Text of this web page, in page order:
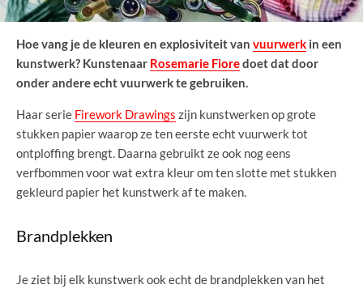
Hoe vang je de kleuren en explosiviteit van vuurwerk in een
kunstwerk? Kunstenaar Rosemarie Fioredoet dat door
onder andere echt vuurwerk te gebruiken.
Haar serie Firework Drawings zijn kunstwerken op grote
stukken papier waarop ze ten eerste echt vuurwerk tot
ontploffing brengt. Daarna gebruikt ze ook nog eens
verfbommen voor wat extra kleur om ten slotte met stukken
gekleurd papier het kunstwerk af te maken.
Brandplekken
Je ziet bij elk kunstwerk ook echt de brandplekken van het